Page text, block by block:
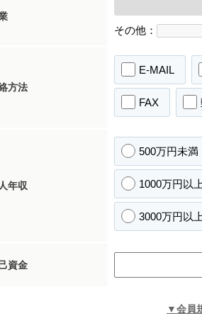
その他：
方法
E-MAIL
FAX
年収
500万円未満
1000万円以上
3000万円以上
資金
▼会員